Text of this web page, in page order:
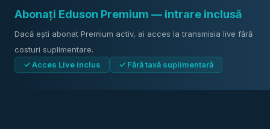
Abonați Eduson Premium — intrare inclusă
Dacă ești abonat Premium activ, ai acces la transmisia live fără
costuri suplimentare.
✓ Acces Live inclus
✓ Fără taxă suplimentară